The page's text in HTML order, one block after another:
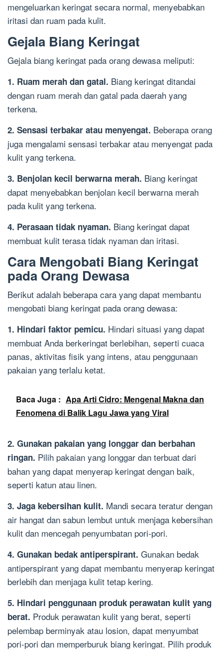
mengeluarkan keringat secara normal, menyebabkan
iritasi dan ruam pada kulit.
Gejala Biang Keringat
Gejala biang keringat pada orang dewasa meliputi:
1. Ruam merah dan gatal. Biang keringat ditandai
dengan ruam merah dan gatal pada daerah yang
terkena.
2. Sensasi terbakar atau menyengat. Beberapa orang
juga mengalami sensasi terbakar atau menyengat pada
kulit yang terkena.
3. Benjolan kecil berwarna merah. Biang keringat
dapat menyebabkan benjolan kecil berwarna merah
pada kulit yang terkena.
4. Perasaan tidak nyaman. Biang keringat dapat
membuat kulit terasa tidak nyaman dan iritasi.
Cara Mengobati Biang Keringat
pada Orang Dewasa
Berikut adalah beberapa cara yang dapat membantu
mengobati biang keringat pada orang dewasa:
1. Hindari faktor pemicu. Hindari situasi yang dapat
membuat Anda berkeringat berlebihan, seperti cuaca
panas, aktivitas fisik yang intens, atau penggunaan
pakaian yang terlalu ketat.
Baca Juga : Apa Arti Cidro: Mengenal Makna dan
Fenomena di Balik Lagu Jawa yang Viral
2. Gunakan pakaian yang longgar dan berbahan
ringan. Pilih pakaian yang longgar dan terbuat dari
bahan yang dapat menyerap keringat dengan baik,
seperti katun atau linen.
3. Jaga kebersihan kulit. Mandi secara teratur dengan
air hangat dan sabun lembut untuk menjaga kebersihan
kulit dan mencegah penyumbatan pori-pori.
4. Gunakan bedak antiperspirant. Gunakan bedak
antiperspirant yang dapat membantu menyerap keringat
berlebih dan menjaga kulit tetap kering.
5. Hindari penggunaan produk perawatan kulit yang
berat. Produk perawatan kulit yang berat, seperti
pelembap berminyak atau losion, dapat menyumbat
pori-pori dan memperburuk biang keringat. Pilih produk